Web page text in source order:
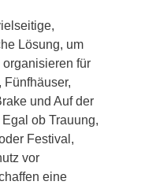
Lösung, um
für
Fünfhäuser,
und Auf der
ob Trauung,
Festival,
vor
eine